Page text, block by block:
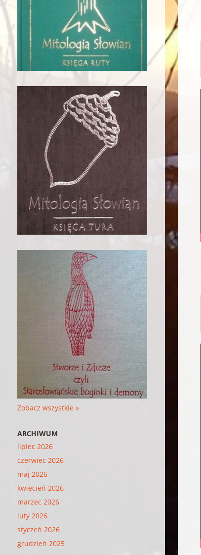
Zobacz wszystkie »
ARCHIWUM
lipiec 2026
czerwiec 2026
maj 2026
kwiecień 2026
marzec 2026
luty 2026
styczeń 2026
grudzień 2025